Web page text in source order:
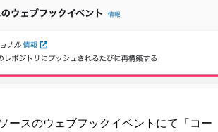
ースのウェブフックイベントにて「コー